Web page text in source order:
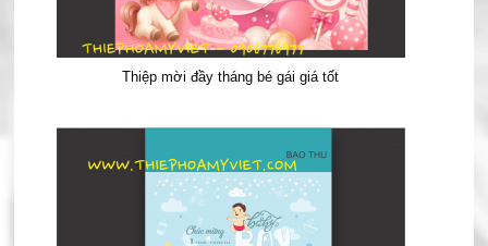
Thiệp mời đầy tháng bé gái giá tốt